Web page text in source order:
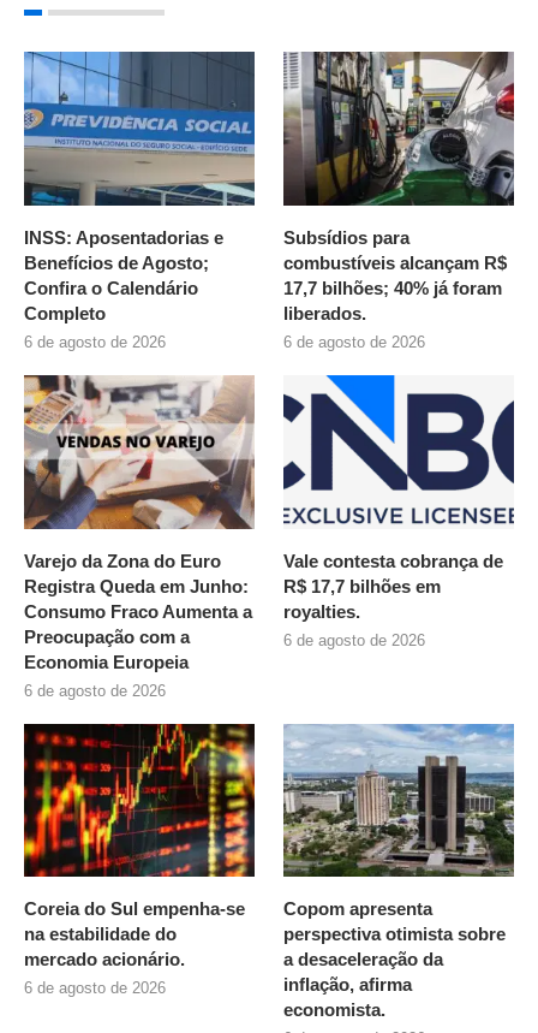
INSS: Aposentadorias e
Benefícios de Agosto;
Confira o Calendário
Completo
6 de agosto de 2026
Subsídios para
combustíveis alcançam R$
17,7 bilhões; 40% já foram
liberados.
6 de agosto de 2026
Varejo da Zona do Euro
Registra Queda em Junho:
Consumo Fraco Aumenta a
Preocupação com a
Economia Europeia
6 de agosto de 2026
Vale contesta cobrança de
R$ 17,7 bilhões em
royalties.
6 de agosto de 2026
Coreia do Sul empenha-se
na estabilidade do
mercado acionário.
6 de agosto de 2026
Copom apresenta
perspectiva otimista sobre
a desaceleração da
inflação, afirma
economista.